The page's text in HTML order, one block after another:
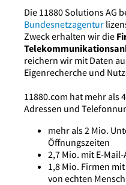
Die 11880 Solutions AG
Bundesnetzagentur
Zweck erhalten wir die
reichern wir mit Daten
Eigenrecherche und
11880.com hat mehr als
Adressen und
mehr als 2 Mio.
Öffnungszeiten
2,7 Mio. mit E-
1,8 Mio. Firmen
von echten